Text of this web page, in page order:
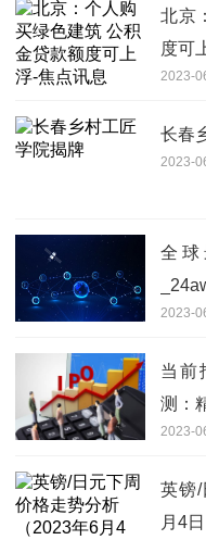
北京
度可
2023-
长春
2023-
全球
2023-
当前
测：
2023-
英镑/
月4日